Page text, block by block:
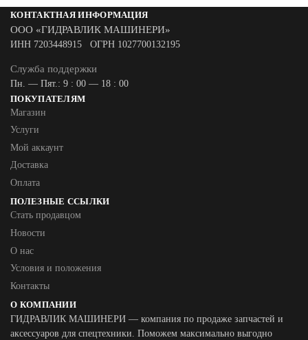
КОНТАКТНАЯ ИНФОРМАЦИЯ
ООО «ГИДРАВЛИК МАШИНЕРИ»
ИНН 7203448915 ОГРН 1027700132195
Служба поддержки
Пн. — Пят.: 9 : 00 — 18 : 00
ПОКУПАТЕЛЯМ
Магазин
Услуги
Мой аккаунт
Доставка
Оплата
ПОЛЕЗНЫЕ ССЫЛКИ
Стать продавцом
Новости
О нас
Условия и положения
Контакты
О КОМПАНИИ
ГИДРАВЛИК МАШИНЕРИ — компания по продаже запчастей и
аксессуаров для спецтехники. Поможем максимально выгодно